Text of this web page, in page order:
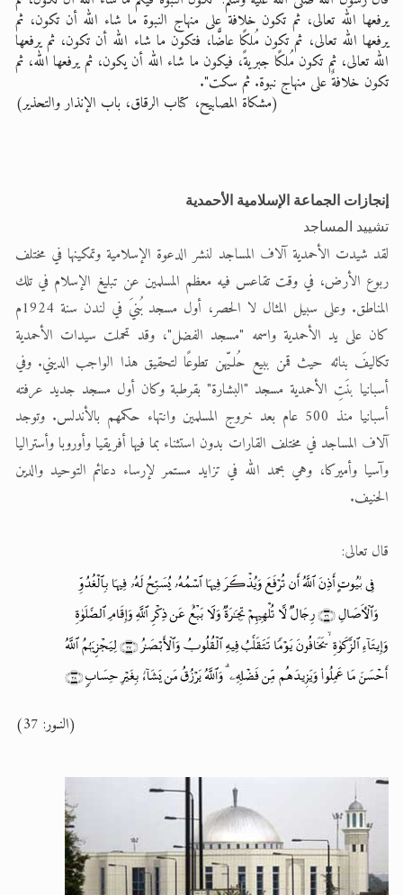
يرفعها الله تعالى، ثم تكون خلافة على منهاج النبوة ما شاء الله أن تكون، ثم
يرفعها الله تعالى، ثم تكون مُلكًا عاضًّا، فتكون ما شاء الله أن تكون، ثم يرفعها
الله تعالى، ثم تكون مُلكًا جبريةً، فيكون ما شاء الله أن يكون، ثم يرفعها الله، ثم
تكون خلافةٌ على منهاج نبوة. ثم سكت".
(مشكاة المصابيح، كتاب الرقاق، باب الإنذار والتحذير)
إنجازات الجماعة الإسلامية الأحمدية
تشييد المساجد
لقد شيدت الأحمدية آلاف المساجد لنشر الدعوة الإسلامية وتمكينها في مختلف
ربوع الأرض، في وقت تقاعس فيه معظم المسلمين عن تبليغ الإسلام في تلك
المناطق. وعلى سبيل المثال لا الحصر، أول مسجد بُنيَ في لندن سنة 1924م
كان على يد الأحمدية واسمه "مسجد الفضل"، وقد تحملت سيدات الأحمدية
تكاليفَ بنائه حيث قمن ببيع حُلـيّهن تطوعًا لتحقيق هذا الواجب الديني. وفي
أسبانيا بنَتِ الأحمدية مسجد "البشارة" بقرطبة وكان أول مسجد جديد عرفته
أسبانيا منذ 500 عام بعد خروج المسلمين وانتهاء حكمهم بالأندلس. وتوجد
آلاف المساجد في مختلف القارات بدون استثناء بما فيها أفريقيا وأوروبا وأستراليا
وآسيا وأميركا، وهي بحمد الله في تزايد مستمر لإرساء دعائم التوحيد والدين
الحنيف.
قال تعالى:
(النـور: 37)